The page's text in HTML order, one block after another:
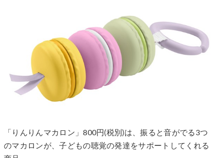
「りんりんマカロン」800円(税別)は、振ると音がでる3つ
のマカロンが、子どもの聴覚の発達をサポートしてくれる